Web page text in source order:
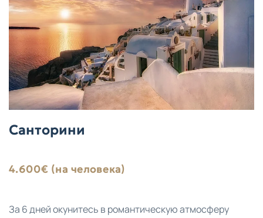
Санторини
4.600€ (на человека)
За 6 дней окунитесь в романтическую атмосферу